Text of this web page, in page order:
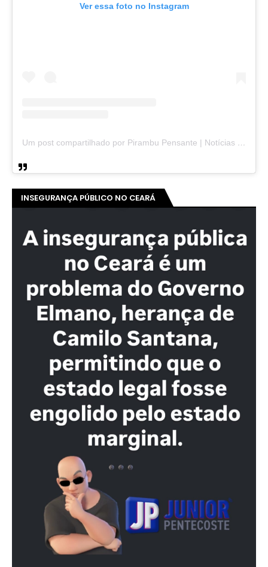
Ver essa foto no Instagram
Um post compartilhado por Pirambu Pensante | Notícias & Entretenimento (@pirambupensante)
INSEGURANÇA PÚBLICO NO CEARÁ